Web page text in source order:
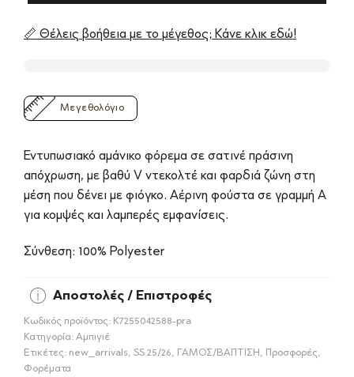
📏 Θέλεις βοήθεια με το μέγεθος; Κάνε κλικ εδώ!
Μεγεθολόγιο
Εντυπωσιακό αμάνικο φόρεμα σε σατινέ πράσινη
απόχρωση, με βαθύ V ντεκολτέ και φαρδιά ζώνη στη
μέση που δένει με φιόγκο. Αέρινη φούστα σε γραμμή Α
για κομψές και λαμπερές εμφανίσεις.
Σύνθεση: 100% Polyester
Αποστολές / Επιστροφές
Κωδικός προϊόντος: Κ7255042588-pra
Κατηγορία: Αμπιγιέ
Ετικέτες: new_arrivals SS 25/26 ΓΑΜΟΣ/ΒΑΠΤΙΣΗ Προσφορές
Φορέματα